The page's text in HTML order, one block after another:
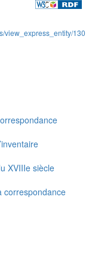
view_express_entity/130
XVIIIe siècle
correspondance